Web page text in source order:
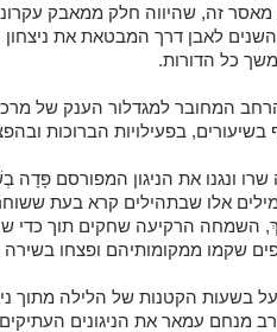
מאסר זה, שהיווה חלק ממאבק
לאבן דרך המבטאת את
כל הדורות.
המחובר למגדלור הענק של
בפעילויות הברוכות
ונגנו את הניגון המפורסם פָּדָה
אלו שבתהילים קרא בעת
השמחה הרקיעה שחקים תוך כדי
שקמו ממקומותיהם ופצחו בשירה
בשעות הקטנות של הלילה מתוך
מנחם עמאר את הניגונים